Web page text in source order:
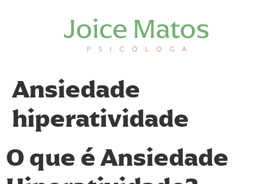
Ansiedade
hiperatividade
O que é Ansiedade